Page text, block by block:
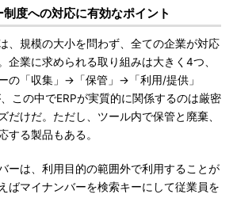
度への対応に有効なポイント
、規模の大小を問わず、全ての企業が対応
企業に求められる取り組みは大きく4つ、
の「収集」→「保管」→「利用/提供」
この中でERPが実質的に関係するのは厳密
だけだ。ただし、ツール内で保管と廃棄、
する製品もある。
ーは、利用目的の範囲外で利用することが
ばマイナンバーを検索キーにして従業員を